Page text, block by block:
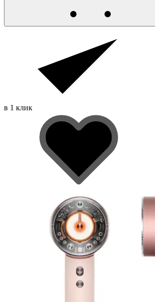
в 1 клик